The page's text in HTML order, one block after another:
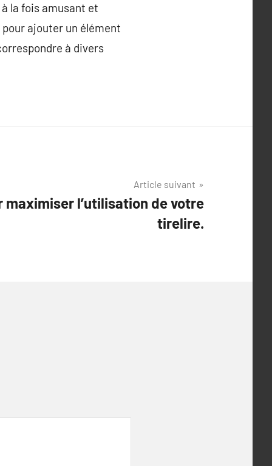
la fois amusant et
ajouter un élément
à divers
Article suivant
maximiser l’utilisation de votre
tirelire.